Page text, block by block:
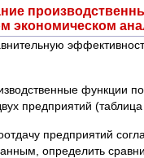
экономическом
функции по
предприятий (таблица
предприятий
определить